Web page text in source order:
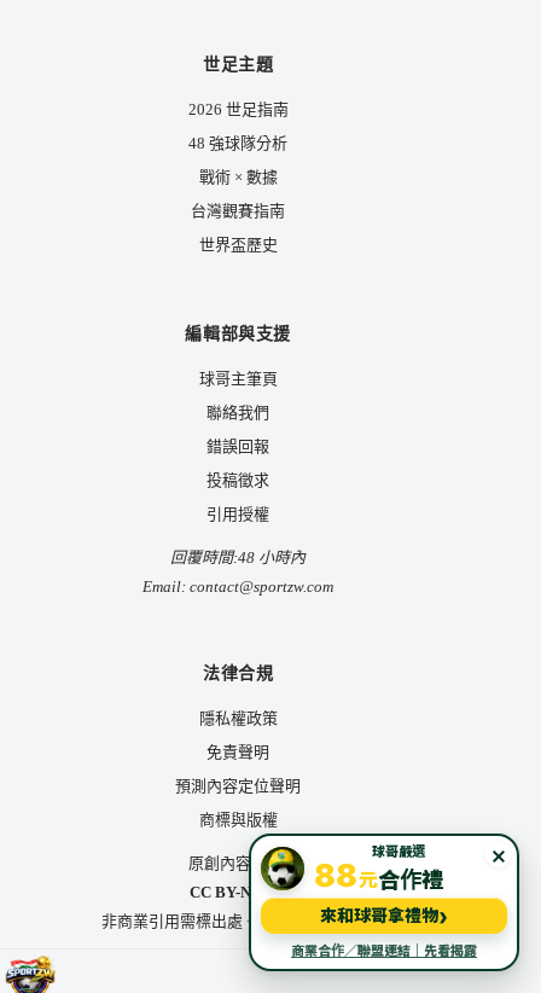
世足主題
2026 世足指南
48 強球隊分析
戰術 × 數據
台灣觀賽指南
世界盃歷史
編輯部與支援
球哥主筆頁
聯絡我們
錯誤回報
投稿徵求
引用授權
回覆時間:48 小時內
Email:contact@sportzw.com
法律合規
隱私權政策
免責聲明
預測內容定位聲明
商標與版權
原創內容授權:
CC BY-NC 4.0
非商業引用需標出處 + 回連 sportzw.com
×
球哥嚴選
88元合作禮
來和球哥拿禮物›
商業合作／聯盟連結｜先看揭露